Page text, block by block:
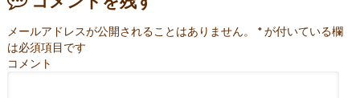
メールアドレスが公開されることはありません。 *が付いている欄
は必須項目です
コメント